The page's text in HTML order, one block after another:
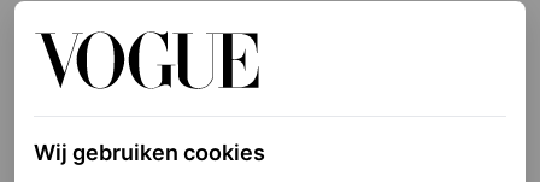
Rebel Wilson in Giambattista Valli lente/zomer
2022 couture en Bulgari-juwelen
Wij gebruiken cookies